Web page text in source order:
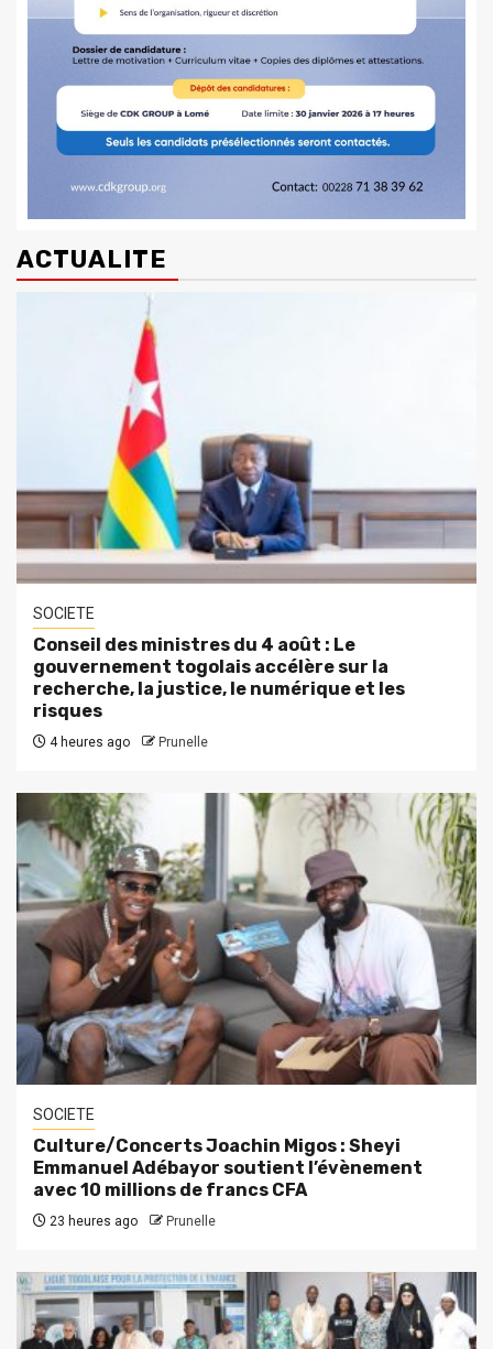
ACTUALITE
SOCIETE
Conseil des ministres du 4 août : Le
gouvernement togolais accélère sur la
recherche, la justice, le numérique et les
risques
4 heures ago Prunelle
SOCIETE
Culture/Concerts Joachin Migos : Sheyi
Emmanuel Adébayor soutient l’évènement
avec 10 millions de francs CFA
23 heures ago Prunelle